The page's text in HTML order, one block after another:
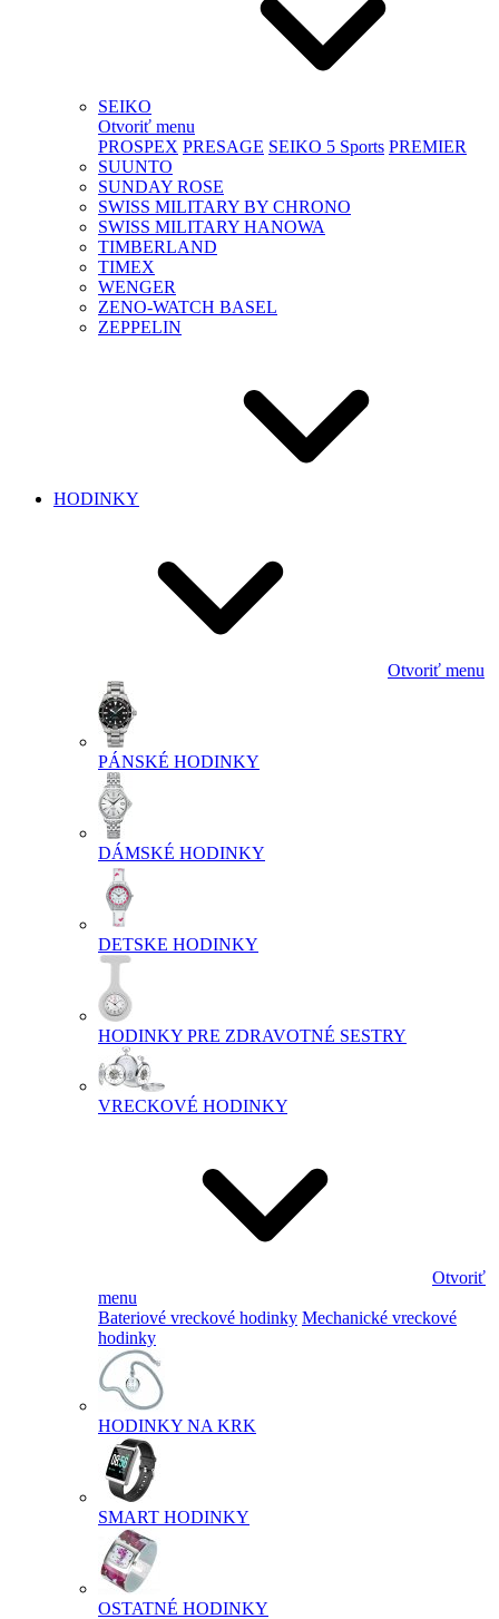
SEIKO
Otvoriť menu
PROSPEX PRESAGE SEIKO 5 Sports PREMIER
SUUNTO
SUNDAY ROSE
SWISS MILITARY BY CHRONO
SWISS MILITARY HANOWA
TIMBERLAND
TIMEX
WENGER
ZENO-WATCH BASEL
ZEPPELIN
HODINKY
Otvoriť menu
PÁNSKÉ HODINKY
DÁMSKÉ HODINKY
DETSKE HODINKY
HODINKY PRE ZDRAVOTNÉ SESTRY
VRECKOVÉ HODINKY
Otvoriť
menu
Bateriové vreckové hodinky Mechanické vreckové
hodinky
HODINKY NA KRK
SMART HODINKY
OSTATNÉ HODINKY